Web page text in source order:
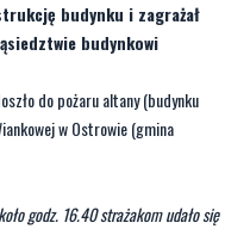
budynku i zagrażał
budynkowi
do pożaru altany (budynku
w Ostrowie (gmina
godz. 16.40 strażakom udało się